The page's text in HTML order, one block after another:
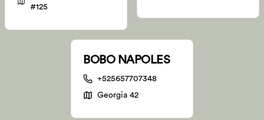
#125
BOBO NAPOLES
+525657707348
Georgia 42